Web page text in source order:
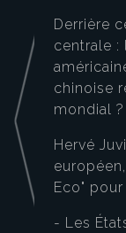
Derrière
centrale :
chinoise
mondial ?
Hervé
Eco"
- Les